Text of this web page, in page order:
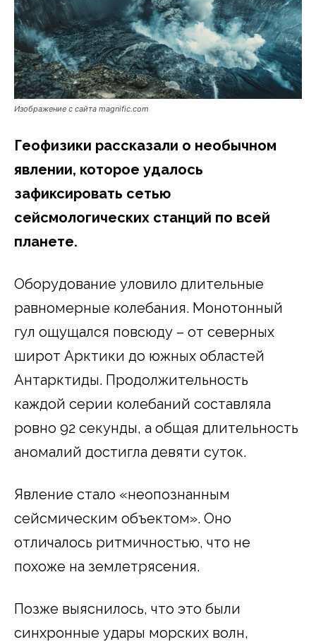
Изображение с сайта magnific.com
Геофизики рассказали о необычном
явлении, которое удалось
зафиксировать сетью
сейсмологических станций по всей
планете.
Оборудование уловило длительные
равномерные колебания. Монотонный
гул ощущался повсюду – от северных
широт Арктики до южных областей
Антарктиды. Продолжительность
каждой серии колебаний составляла
ровно 92 секунды, а общая длительность
аномалий достигла девяти суток.
Явление стало «неопознанным
сейсмическим объектом». Оно
отличалось ритмичностью, что не
похоже на землетрясения.
Позже выяснилось, что это были
синхронные удары морских волн,